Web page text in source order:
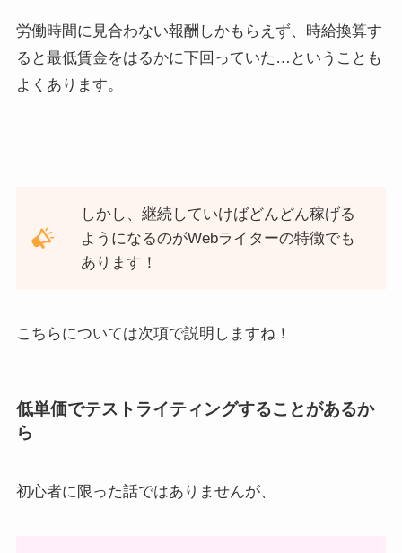
労働時間に見合わない報酬しかもらえず、時給換算す
ると最低賃金をはるかに下回っていた…ということも
よくあります。
しかし、継続していけばどんどん稼げる
ようになるのがWebライターの特徴でも
あります！
こちらについては次項で説明しますね！
低単価でテストライティングすることがあるか
ら
初心者に限った話ではありませんが、